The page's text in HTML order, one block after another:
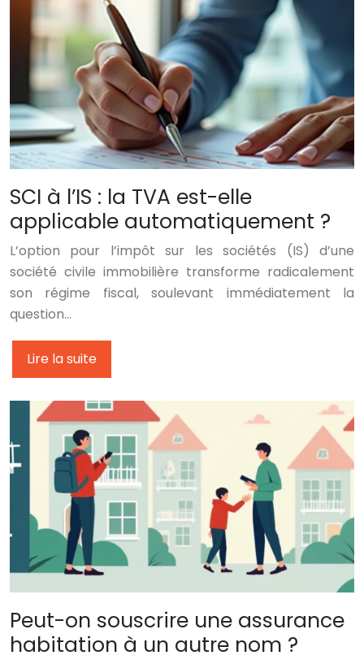
SCI à l’IS : la TVA est-elle
applicable automatiquement ?
L’option pour l’impôt sur les sociétés (IS) d’une
société civile immobilière transforme radicalement
son régime fiscal, soulevant immédiatement la
question…
Lire la suite
Peut-on souscrire une assurance
habitation à un autre nom ?